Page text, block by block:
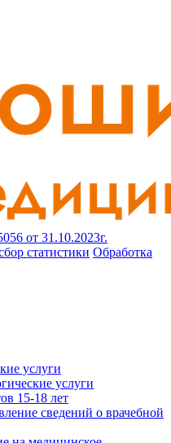
от 31.10.2023г.
статистики Обработка
услуги
услуги
15-18 лет
сведений о врачебной